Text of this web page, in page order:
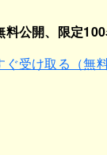
料公開、限定
ぐ受け取る（無料